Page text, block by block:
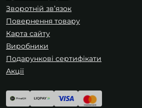
Зворотній зв’язок
Повернення товару
Карта сайту
Виробники
Подарункові сертифікати
Акції